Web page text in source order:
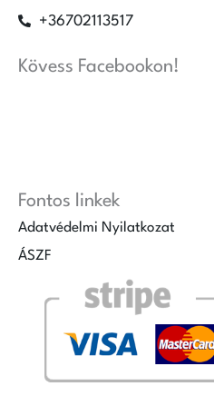
+36702113517
Kövess Facebookon!
Fontos linkek
Adatvédelmi Nyilatkozat
ÁSZF